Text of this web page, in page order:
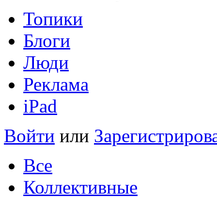
Топики
Блоги
Люди
Реклама
iPad
Войти или
Все
Коллективные